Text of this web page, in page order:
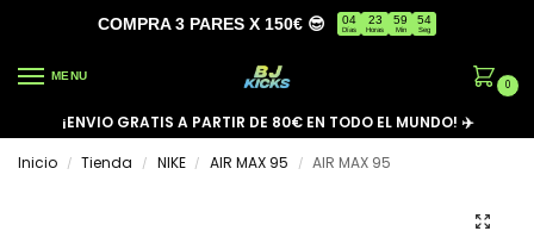
COMPRA 3 PARES X 150€ 😎 04
Días
23
Horas
59
Min
53
Seg
MENU
0
¡ENVIO GRATIS A PARTIR DE 80€ EN TODO EL MUNDO! ✈️
Inicio
/ Tienda / NIKE / AIR MAX 95 / AIR MAX 95